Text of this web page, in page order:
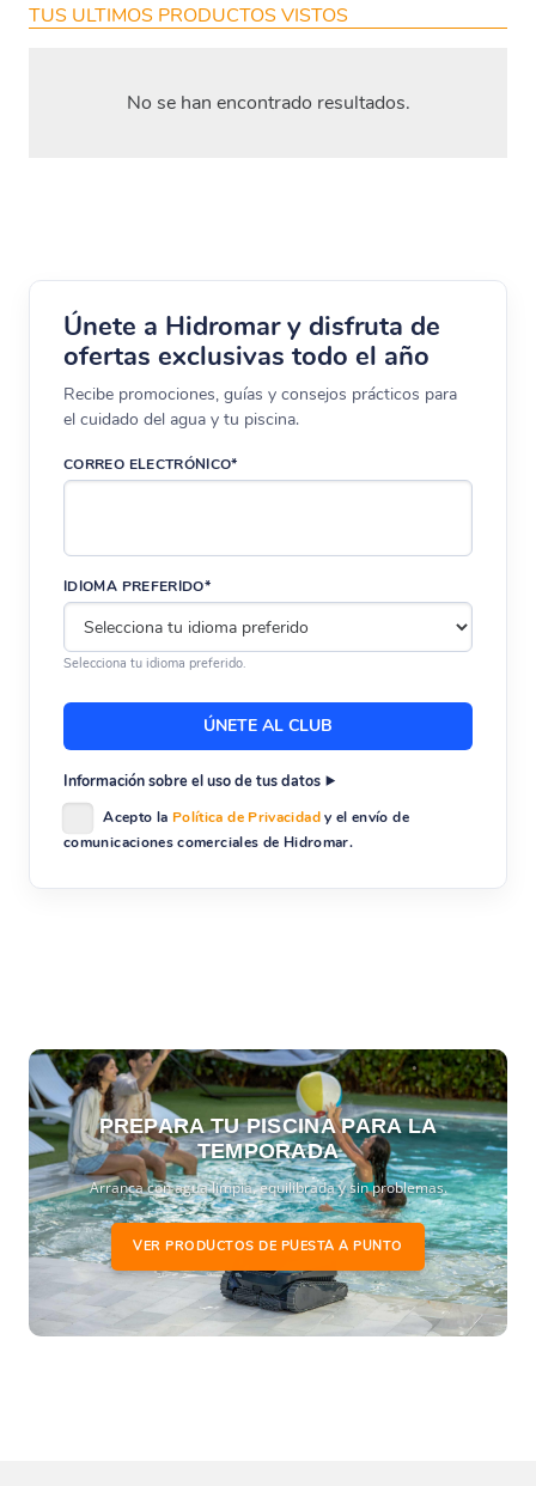
TUS ULTIMOS PRODUCTOS VISTOS
No se han encontrado resultados.
Únete a Hidromar y disfruta de
ofertas exclusivas todo el año
Recibe promociones, guías y consejos prácticos para
el cuidado del agua y tu piscina.
CORREO ELECTRÓNICO*
IDIOMA PREFERIDO*
Selecciona tu idioma preferido.
Información sobre el uso de tus datos
Acepto la Política de Privacidady el envío de
comunicaciones comerciales de Hidromar.
PREPARA TU PISCINA PARA LA
TEMPORADA
Arranca con agua limpia, equilibrada y sin problemas.
VER PRODUCTOS DE PUESTA A PUNTO